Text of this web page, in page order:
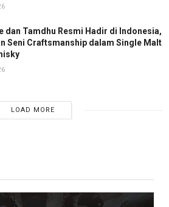
dan Tamdhu Resmi Hadir di Indonesia,
Seni Craftsmanship dalam Single Malt
LOAD MORE